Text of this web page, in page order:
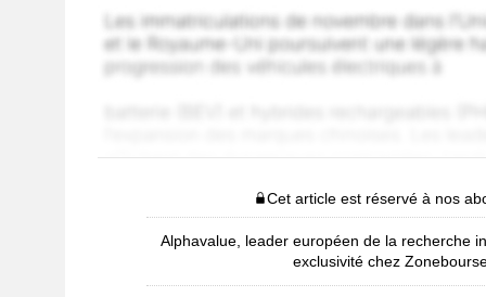
Cet article est réservé à nos
Alphavalue, leader européen de la recherche
exclusivité chez